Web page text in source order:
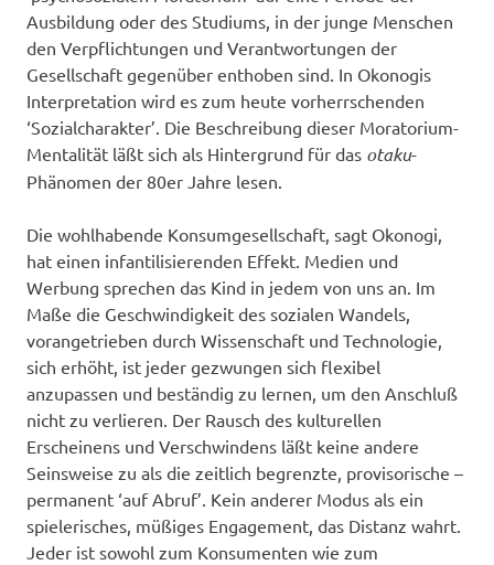
Ausbildung oder des Studiums, in der junge Menschen
den Verpflichtungen und Verantwortungen der
Gesellschaft gegenüber enthoben sind. In Okonogis
Interpretation wird es zum heute vorherrschenden
‘Sozialcharakter’. Die Beschreibung dieser Moratorium-
Mentalität läßt sich als Hintergrund für das otaku-
Phänomen der 80er Jahre lesen.
Die wohlhabende Konsumgesellschaft, sagt Okonogi,
hat einen infantilisierenden Effekt. Medien und
Werbung sprechen das Kind in jedem von uns an. Im
Maße die Geschwindigkeit des sozialen Wandels,
vorangetrieben durch Wissenschaft und Technologie,
sich erhöht, ist jeder gezwungen sich flexibel
anzupassen und beständig zu lernen, um den Anschluß
nicht zu verlieren. Der Rausch des kulturellen
Erscheinens und Verschwindens läßt keine andere
Seinsweise zu als die zeitlich begrenzte, provisorische –
permanent ‘auf Abruf’. Kein anderer Modus als ein
spielerisches, müßiges Engagement, das Distanz wahrt.
Jeder ist sowohl zum Konsumenten wie zum